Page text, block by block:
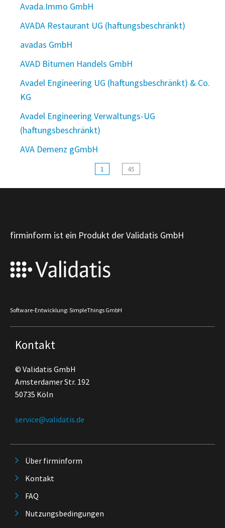
Avada.Immo GmbH
AVADA Restaurant UG (haftungsbeschränkt)
avadas GmbH
AVAD Bitumen Handels GmbH
Avadel Engineering UG (haftungsbeschränkt) & Co.
KG
Avadel Engineering Verwaltungs-UG
(haftungsbeschränkt)
AVA Demenz gGmbH
1 45
firminform ist ein Produkt der Validatis GmbH
Software-Entwicklung: SimpleThings GmbH
Kontakt
© Validatis GmbH
Amsterdamer Str. 192
50735 Köln
service@validatis.de
Über firminform
Kontakt
FAQ
Nutzungsbedingungen